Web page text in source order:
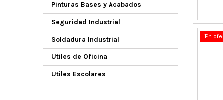
Pinturas Bases y Acabados
Seguridad Industrial
Soldadura Industrial
Utiles de Oficina
Utiles Escolares
¡En